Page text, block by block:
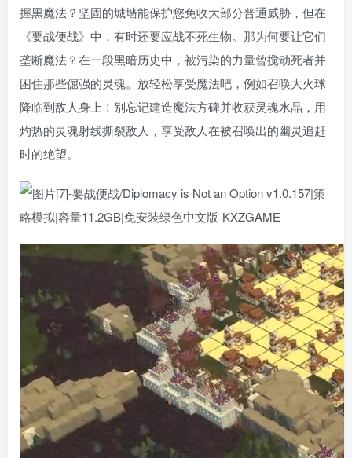
握黑魔法？坚固的城墙能保护您免收大部分普通威胁，但在
《要战便战》中，有时还要应战不死生物。那为何要让它们
垄断魔法？在一段黑暗历史中，被污染的力量曾搅动死者并
困住那些倔强的灵魂。放轻松享受魔法吧，例如召唤大火球
降临到敌人身上！别忘记建造魔法方碑并收获灵魂水晶，用
灼热的灵魂射线撕裂敌人，享受敌人在被召唤出的幽灵追赶
时的绝望。